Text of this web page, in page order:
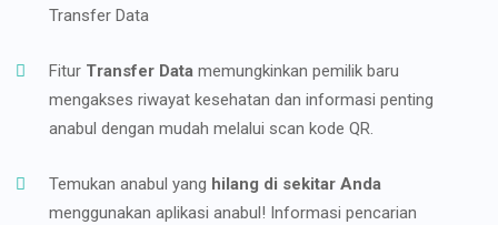
Transfer Data
Fitur Transfer Data memungkinkan pemilik baru
mengakses riwayat kesehatan dan informasi penting
anabul dengan mudah melalui scan kode QR.
Temukan anabul yang hilang di sekitar Anda
menggunakan aplikasi anabul! Informasi pencarian